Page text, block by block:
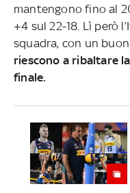
mantengono fino al
+4 sul 22-18. Lì però
squadra, con un
riescono a ribaltare
finale.